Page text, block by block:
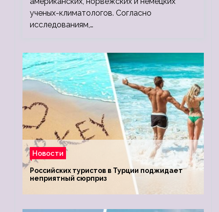
ученых-климатологов. Согласно
исследованиям,…
Новости
Российских туристов в Турции поджидает
неприятный сюрприз